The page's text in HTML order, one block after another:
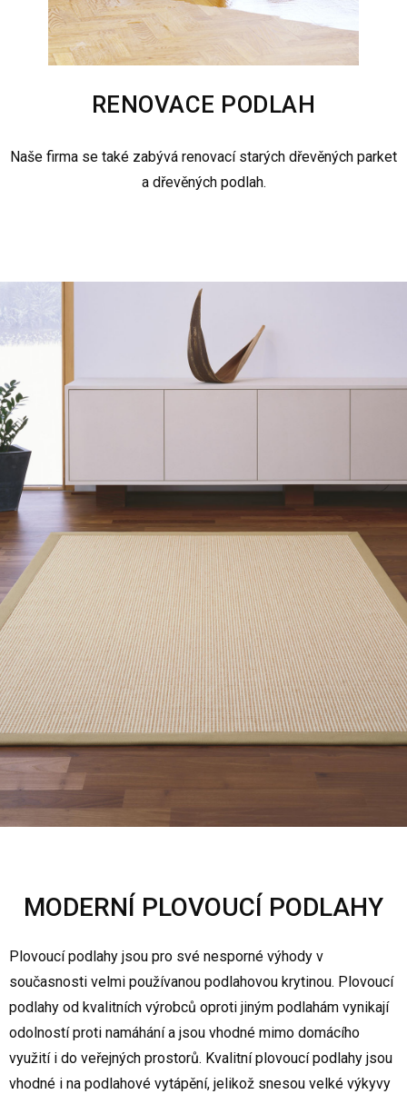
RENOVACE PODLAH
Naše firma se také zabývá renovací starých dřevěných parket
a dřevěných podlah.​
MODERNÍ PLOVOUCÍ PODLAHY
Plovoucí podlahy jsou pro své nesporné výhody v
současnosti velmi používanou podlahovou krytinou. Plovoucí
podlahy od kvalitních výrobců oproti jiným podlahám vynikají
odolností proti namáhání a jsou vhodné mimo domácího
využití i do veřejných prostorů. Kvalitní plovoucí podlahy jsou
vhodné i na podlahové vytápění, jelikož snesou velké výkyvy